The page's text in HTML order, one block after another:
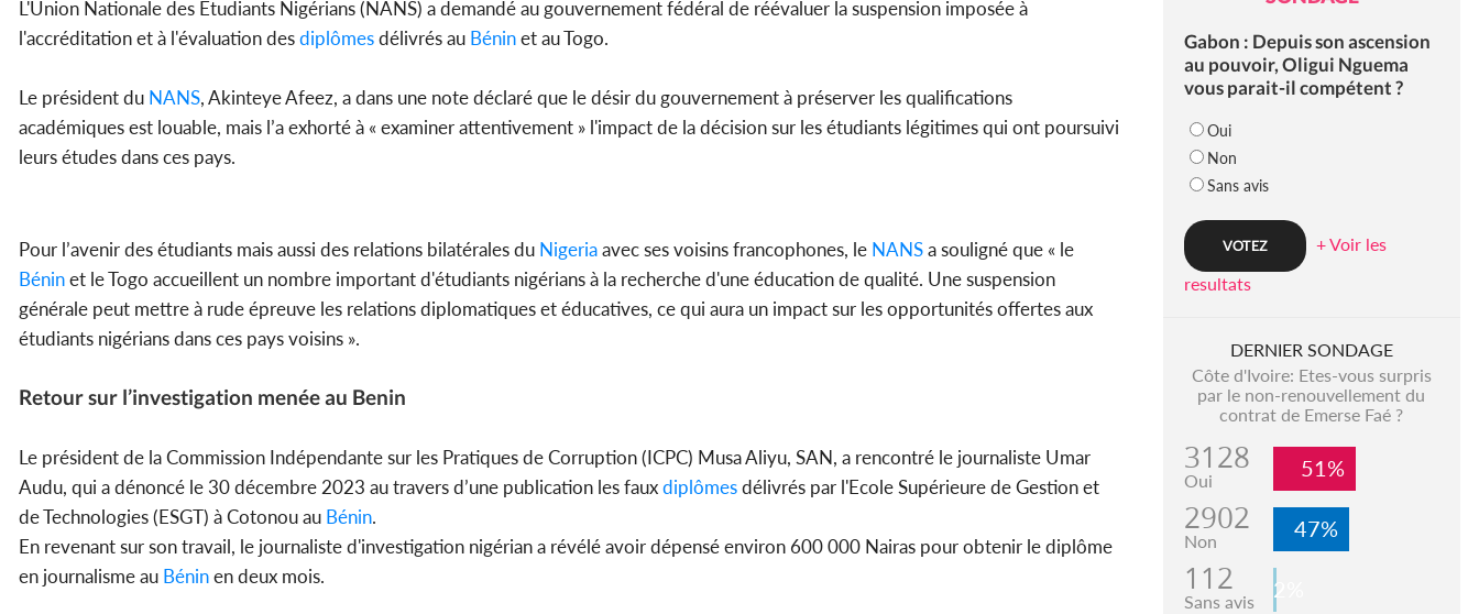
L'Union Nationale des Etudiants Nigérians (NANS) a demandé au gouvernement fédéral de réévaluer la suspension imposée à
l'accréditation et à l'évaluation desdiplômesdélivrés au Béninet au Togo.
Le président du NANS, Akinteye Afeez, a dans une note déclaré que le désir du gouvernement à préserver les qualifications
académiques est louable, mais l’a exhorté à « examiner attentivement » l'impact de la décision sur les étudiants légitimes qui ont poursuivi
leurs études dans ces pays.
Pour l’avenir des étudiants mais aussi des relations bilatérales du Nigeriaavec ses voisins francophones, le NANSa souligné que « le
Béninet le Togo accueillent un nombre important d'étudiants nigérians à la recherche d'une éducation de qualité. Une suspension
générale peut mettre à rude épreuve les relations diplomatiques et éducatives, ce qui aura un impact sur les opportunités offertes aux
étudiants nigérians dans ces pays voisins ».
Retour sur l’investigation menée au Benin
Le président de la Commission Indépendante sur les Pratiques de Corruption (ICPC) Musa Aliyu, SAN, a rencontré le journaliste Umar
Audu, qui a dénoncé le 30 décembre 2023 au travers d’une publication les fauxdiplômesdélivrés par l'Ecole Supérieure de Gestion et
de Technologies (ESGT) à Cotonou au Bénin.
En revenant sur son travail, le journaliste d'investigation nigérian a révélé avoir dépensé environ 600 000 Nairas pour obtenir le diplôme
en journalisme au Béninen deux mois.
Gabon : Depuis son ascension
au pouvoir, Oligui Nguema
vous parait-il compétent ?
Oui
Non
Sans avis
+ Voir les
resultats
DERNIER SONDAGE
Côte d'Ivoire: Etes-vous surpris
par le non-renouvellement du
contrat de Emerse Faé ?
3128
Oui 51%
2902
Non 47%
112
Sans avis 2%